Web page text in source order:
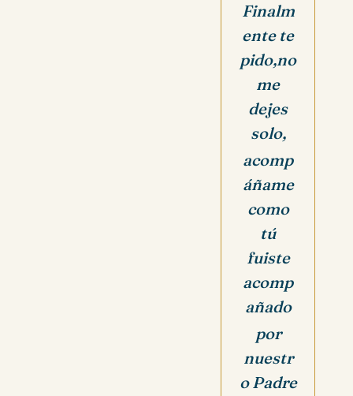
Finalm
ente te
pido,no
me
dejes
solo,
acomp
áñame
como
tú
fuiste
acomp
añado
por
nuestr
o Padre